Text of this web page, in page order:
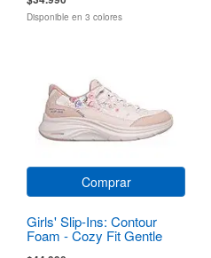
Disponible en 3 colores
Comprar
Girls' Slip-Ins: Contour
Foam - Cozy Fit Gentle